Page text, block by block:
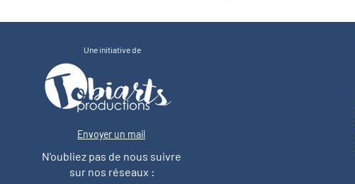
Une initiative de
Envoyer un mail
N'oubliez pas de nous suivre
sur nos réseaux :